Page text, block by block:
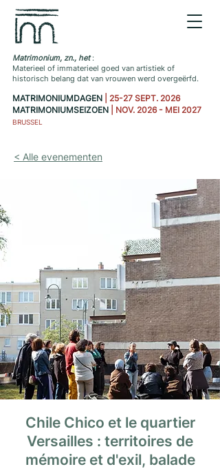
Matrimonium, zn., het:
Materieel of immaterieel goed van artistiek of
historisch belang dat van vrouwen werd overgeërfd.
MATRIMONIUMDAGEN | 25-27 SEPT. 2026
MATRIMONIUMSEIZOEN | NOV. 2026 - MEI 2027
BRUSSEL
< Alle evenementen
Chile Chico et le quartier
Versailles : territoires de
mémoire et d'exil, balade